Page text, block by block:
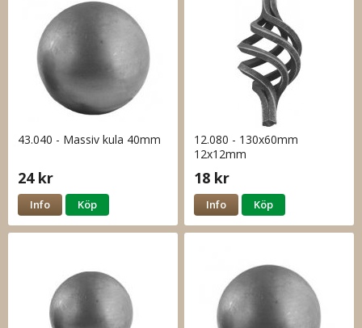
43.040 - Massiv kula 40mm
24 kr
Info Köp
12.080 - 130x60mm
12x12mm
18 kr
Info Köp